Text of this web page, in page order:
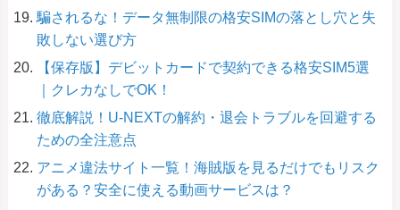
騙されるな！データ無制限の格安SIMの落とし穴と失
敗しない選び方
【保存版】デビットカードで契約できる格安SIM5選
｜クレカなしでOK！
徹底解説！U-NEXTの解約・退会トラブルを回避する
ための全注意点
アニメ違法サイト一覧！海賊版を見るだけでもリスク
がある？安全に使える動画サービスは？